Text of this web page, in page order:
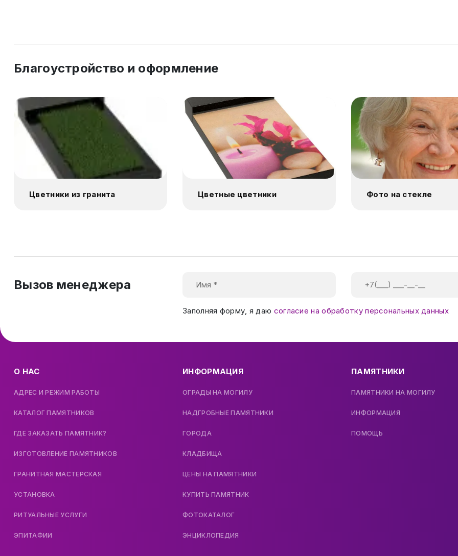
Благоустройство и оформление
Цветники из гранита Цветные цветники Фото на стекле
Вызов менеджера
Заполняя форму, я даю согласие на обработку персональных данных
О НАС
АДРЕС И РЕЖИМ РАБОТЫ
КАТАЛОГ ПАМЯТНИКОВ
ГДЕ ЗАКАЗАТЬ ПАМЯТНИК?
ИЗГОТОВЛЕНИЕ ПАМЯТНИКОВ
ГРАНИТНАЯ МАСТЕРСКАЯ
УСТАНОВКА
РИТУАЛЬНЫЕ УСЛУГИ
ЭПИТАФИИ
ИНФОРМАЦИЯ
ОГРАДЫ НА МОГИЛУ
НАДГРОБНЫЕ ПАМЯТНИКИ
ГОРОДА
КЛАДБИЩА
ЦЕНЫ НА ПАМЯТНИКИ
КУПИТЬ ПАМЯТНИК
ФОТОКАТАЛОГ
ЭНЦИКЛОПЕДИЯ
ПАМЯТНИКИ
ПАМЯТНИКИ НА МОГИЛУ
ИНФОРМАЦИЯ
ПОМОЩЬ